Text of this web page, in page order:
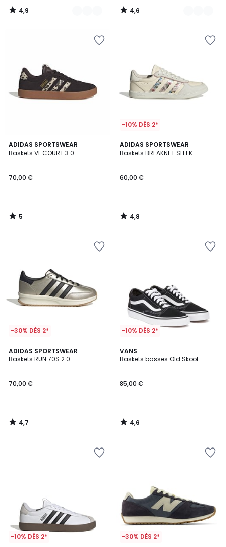
4,9
/
4,6
/
ADIDAS SPORTSWEAR
Baskets VL COURT 3.0
70,00 €
5
/
5
/
-10% DÈS 2*
ADIDAS SPORTSWEAR
Baskets BREAKNET SLEEK
60,00 €
4,8
/ 5
4,8
/
-30% DÈS 2*
ADIDAS SPORTSWEAR
Baskets RUN 70S 2.0
70,00 €
4,7
/ 5
4,7
/
-10% DÈS 2*
VANS
Baskets basses Old Skool
85,00 €
4,6
/ 5
4,6
/
-10% DÈS 2* -30% DÈS 2*